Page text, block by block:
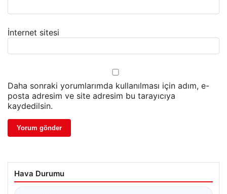
İnternet sitesi
Daha sonraki yorumlarımda kullanılması için adım, e-
posta adresim ve site adresim bu tarayıcıya
kaydedilsin.
Hava Durumu